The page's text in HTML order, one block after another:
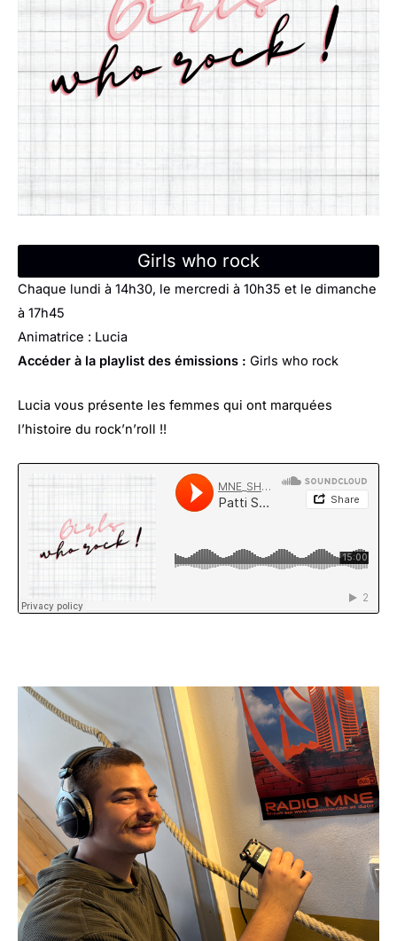
Girls who rock
Chaque lundi à 14h30, le mercredi à 10h35 et le dimanche
à 17h45
Animatrice : Lucia
Accéder à la playlist des émissions : Girls who rock
Lucia vous présente les femmes qui ont marquées
l’histoire du rock’n’roll !!